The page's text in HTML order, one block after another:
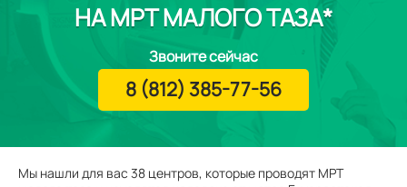
Мы нашли для вас 38 центров, которые проводят МРТ
НА МРТ МАЛОГО ТАЗА*
Звоните сейчас
8 (812) 385-77-56